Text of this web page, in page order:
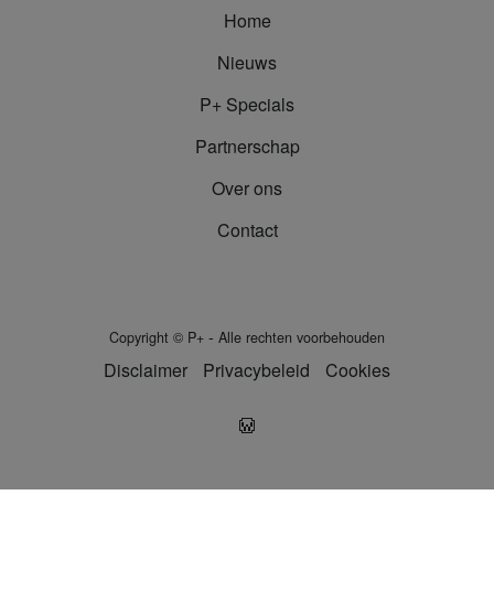
Home
Nieuws
P+ Specials
Partnerschap
Over ons
Contact
Copyright © P+ - Alle rechten voorbehouden
Disclaimer Privacybeleid Cookies